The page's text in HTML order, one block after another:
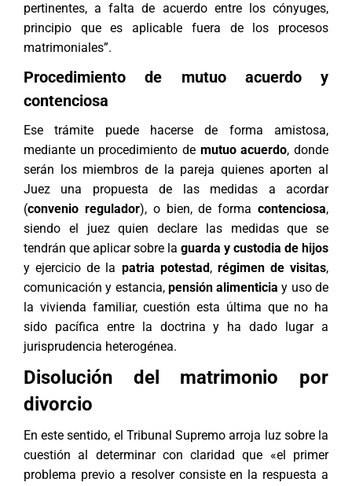
pertinentes, a falta de acuerdo entre los cónyuges,
principio que es aplicable fuera de los procesos
matrimoniales”.
Procedimiento de mutuo acuerdo y
contenciosa
Ese trámite puede hacerse de forma amistosa,
mediante un procedimiento de mutuo acuerdo, donde
serán los miembros de la pareja quienes aporten al
Juez una propuesta de las medidas a acordar
(convenio regulador), o bien, de formacontenciosa,
siendo el juez quien declare las medidas que se
tendrán que aplicar sobre la guarda y custodia de hijos
y ejercicio de la patria potestad, régimen de visitas,
comunicación y estancia, pensión alimenticia y uso de
la vivienda familiar, cuestión esta última que no ha
sido pacífica entre la doctrina y ha dado lugar a
jurisprudencia heterogénea.
Disolución del matrimonio por
divorcio
En este sentido, el Tribunal Supremo arroja luz sobre la
cuestión al determinar con claridad que «el primer
problema previo a resolver consiste en la respuesta a